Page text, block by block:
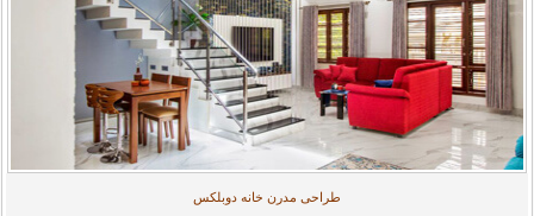
طراحی مدرن خانه دوبلکس